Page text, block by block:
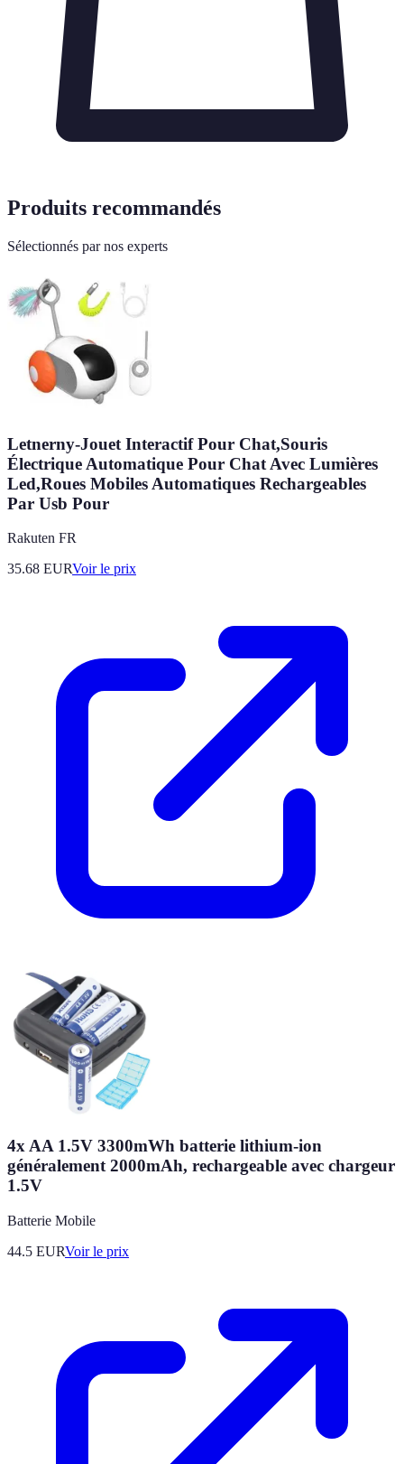
Produits recommandés
Sélectionnés par nos experts
Letnerny-Jouet Interactif Pour Chat,Souris
Électrique Automatique Pour Chat Avec Lumières
Led,Roues Mobiles Automatiques Rechargeables
Par Usb Pour
Rakuten FR
35.68 EURVoir le prix
4x AA 1.5V 3300mWh batterie lithium-ion
généralement 2000mAh, rechargeable avec chargeur
1.5V
Batterie Mobile
44.5 EURVoir le prix